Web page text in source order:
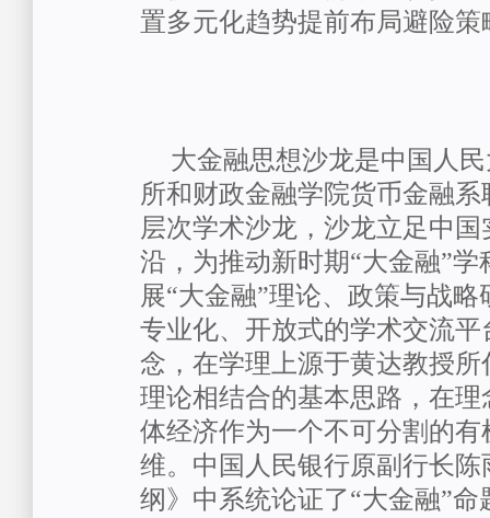
置多元化趋势提前布局避险策
大金融思想沙龙是中国人
所和财政金融学院货币金融
层次学术沙龙，沙龙立足中
沿，为推动新时期“大金融”学
展“大金融”理论、政策与战
专业化、开放式的学术交流平
念，在学理上源于黄达教授
理论相结合的基本思路，在
体经济作为一个不可分割的
维。中国人民银行原副行长
纲》中系统论证了“大金融”